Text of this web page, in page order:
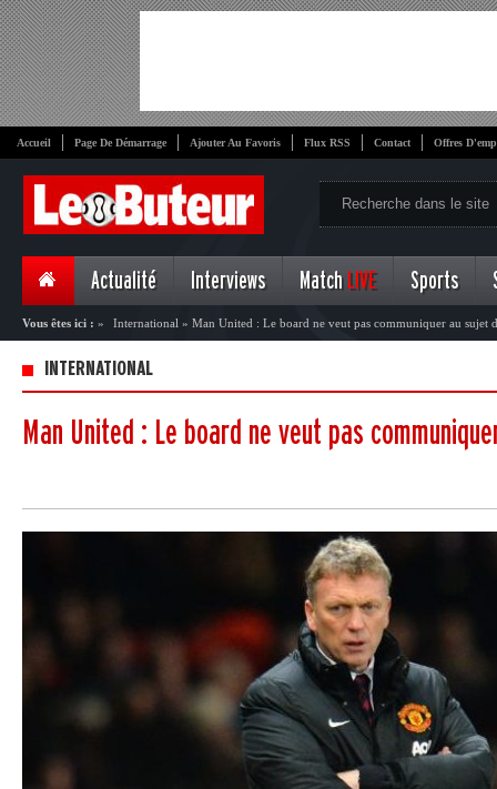
Accueil Page De Démarrage Ajouter Au Favoris Flux RSS Contact Offres
Actualité Interviews Match LIVE Sports
Vous êtes ici : » International » Man United : Le board ne veut pas communiquer au sujet
INTERNATIONAL
Man United : Le board ne veut pas